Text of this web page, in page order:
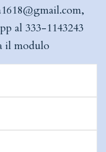
al 333-1143243
il modulo